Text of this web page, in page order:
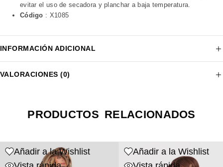
evitar el uso de secadora y planchar a baja temperatura.
Código : X1085
INFORMACIÓN ADICIONAL
VALORACIONES (0)
PRODUCTOS RELACIONADOS
Añadir a la Wishlist
Añadir a la Wishlist